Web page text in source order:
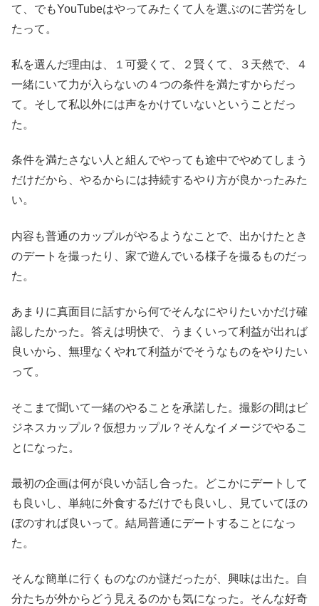
て、でもYouTubeはやってみたくて人を選ぶのに苦労をし
たって。
私を選んだ理由は、１可愛くて、２賢くて、３天然で、４
一緒にいて力が入らないの４つの条件を満たすからだっ
て。そして私以外には声をかけていないということだっ
た。
条件を満たさない人と組んでやっても途中でやめてしまう
だけだから、やるからには持続するやり方が良かったみた
い。
内容も普通のカップルがやるようなことで、出かけたとき
のデートを撮ったり、家で遊んでいる様子を撮るものだっ
た。
あまりに真面目に話すから何でそんなにやりたいかだけ確
認したかった。答えは明快で、うまくいって利益が出れば
良いから、無理なくやれて利益がでそうなものをやりたい
って。
そこまで聞いて一緒のやることを承諾した。撮影の間はビ
ジネスカップル？仮想カップル？そんなイメージでやるこ
とになった。
最初の企画は何が良いか話し合った。どこかにデートして
も良いし、単純に外食するだけでも良いし、見ていてほの
ぼのすれば良いって。結局普通にデートすることになっ
た。
そんな簡単に行くものなのか謎だったが、興味は出た。自
分たちが外からどう見えるのかも気になった。そんな好奇